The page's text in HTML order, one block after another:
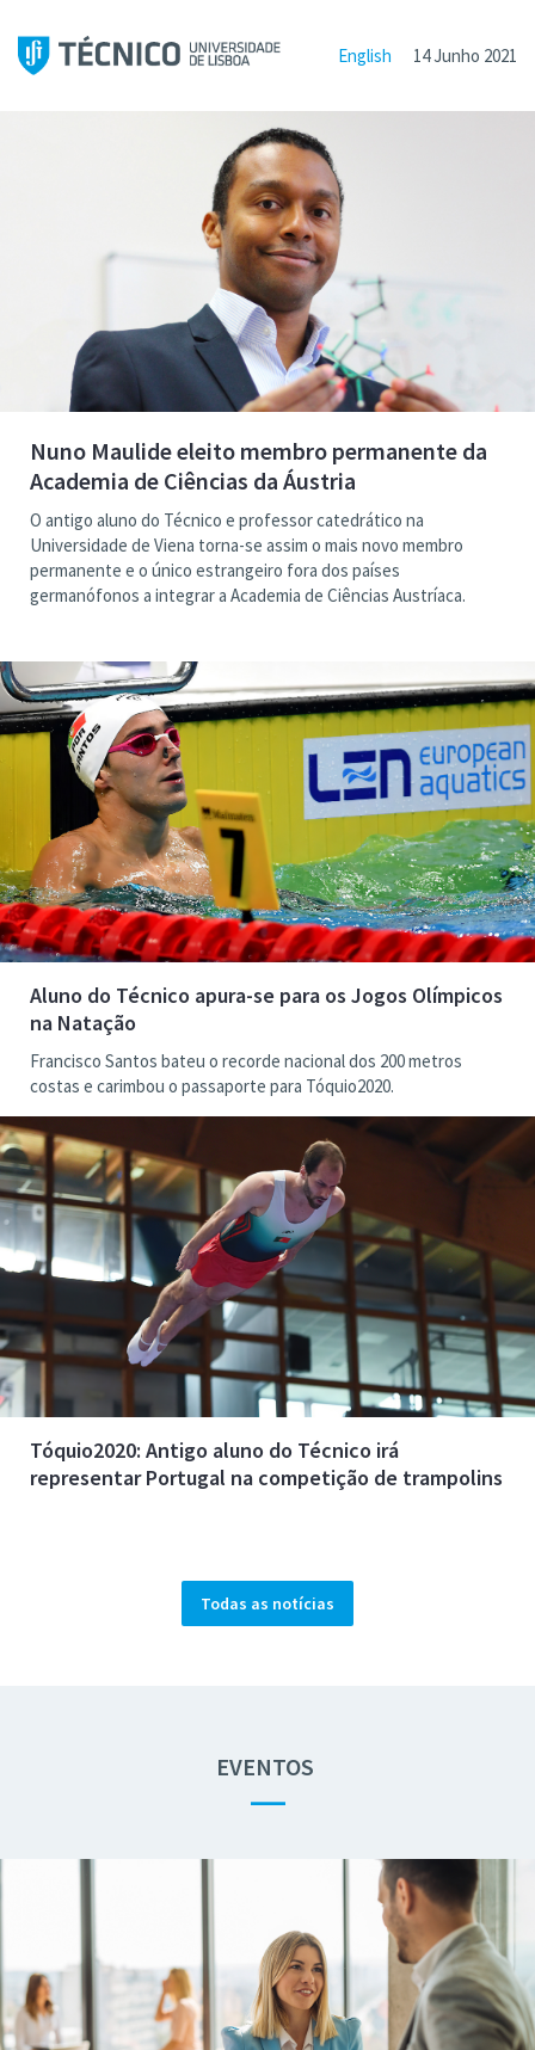
English 14 Junho 2021
Nuno Maulide eleito membro permanente da
Academia de Ciências da Áustria
O antigo aluno do Técnico e professor catedrático na
Universidade de Viena torna-se assim o mais novo membro
permanente e o único estrangeiro fora dos países
germanófonos a integrar a Academia de Ciências Austríaca.
Aluno do Técnico apura-se para os Jogos Olímpicos
na Natação
Francisco Santos bateu o recorde nacional dos 200 metros
costas e carimbou o passaporte para Tóquio2020.
Tóquio2020: Antigo aluno do Técnico irá
representar Portugal na competição de trampolins
Todas as notícias
EVENTOS
—